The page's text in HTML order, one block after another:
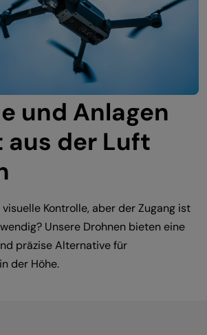
und Anlagen
der Luft
Kontrolle, aber der Zugang ist
Unsere Drohnen bieten eine
präzise Alternative für
der Höhe.